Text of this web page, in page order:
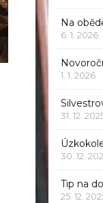
Na
6. 1. 2026
1. 1. 2026
31. 12.
30. 12.
Tip na
25. 12.